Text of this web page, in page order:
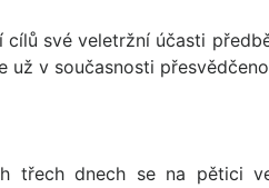
cílů své veletržní účasti
už v současnosti
třech dnech se na pětici